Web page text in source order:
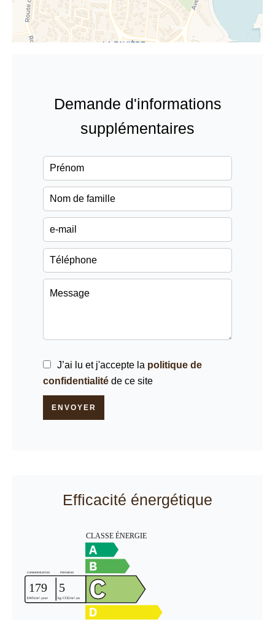
Demande d'informations
supplémentaires
J’ai lu et j'accepte la politique de
confidentialité de ce site
ENVOYER
Efficacité énergétique